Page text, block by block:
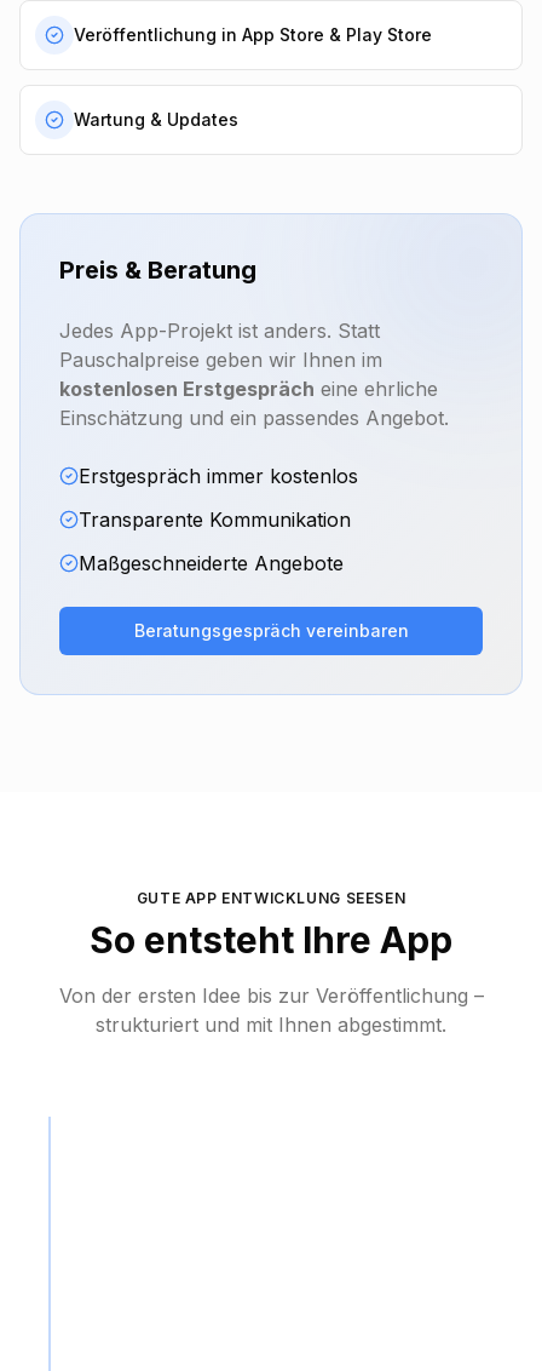
Veröffentlichung in App Store & Play Store
Wartung & Updates
Preis & Beratung
Jedes App-Projekt ist anders. Statt
Pauschalpreise geben wir Ihnen im
kostenlosen Erstgespräch eine ehrliche
Einschätzung und ein passendes Angebot.
Erstgespräch immer kostenlos
Transparente Kommunikation
Maßgeschneiderte Angebote
Beratungsgespräch vereinbaren
GUTE APP ENTWICKLUNG SEESEN
So entsteht Ihre App
Von der ersten Idee bis zur Veröffentlichung –
strukturiert und mit Ihnen abgestimmt.